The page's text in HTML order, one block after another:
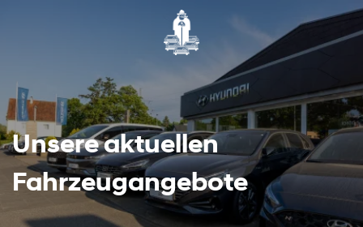
Unsere aktuellen
Fahrzeugangebote